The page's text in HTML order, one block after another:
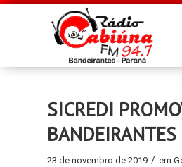
SICREDI
BANDEIRANTES
23 de novembro de 2019 / em